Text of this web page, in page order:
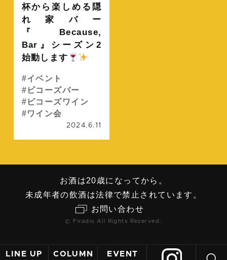
LINE UP
COLUMN
EVENT
杯から楽しめる隠
れ家バー
『Because,
Bar』シーズン2
始動します
イベント
ビコーズバー
ビコーズワイン
ワイン会
2024.6.11
お酒は20歳になってから。
未成年者の飲酒は法律で禁止されています。
お問い合わせ
© Firadis All Rights Reserved.